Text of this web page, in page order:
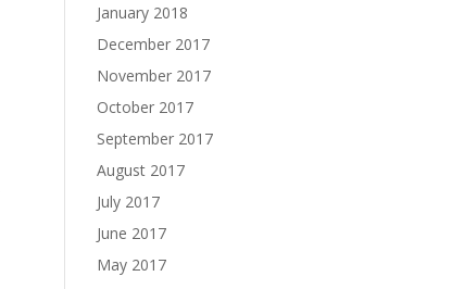
January 2018
December 2017
November 2017
October 2017
September 2017
August 2017
July 2017
June 2017
May 2017